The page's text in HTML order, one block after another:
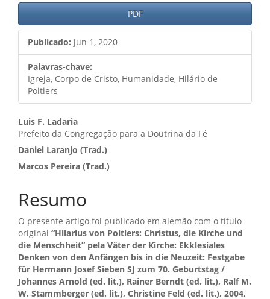
PDF
Publicado: jun 1, 2020
Palavras-chave:
Igreja, Corpo de Cristo, Humanidade, Hilário de
Poitiers
Conteúdo
do
artigo
Luis F. Ladaria
Prefeito da Congregação para a Doutrina da Fé
Daniel Laranjo (Trad.)
Marcos Pereira (Trad.)
Resumo
O presente artigo foi publicado em alemão com o título
original “Hilarius von Poitiers: Christus, die Kirche und
die Menschheit” pela Väter der Kirche: Ekklesiales
Denken von den Anfängen bis in die Neuzeit: Festgabe
für Hermann Josef Sieben SJ zum 70. Geburtstag /
Johannes Arnold (ed. lit.), Rainer Berndt (ed. lit.), Ralf M.
W. Stammberger (ed. lit.), Christine Feld (ed. lit.), 2004,